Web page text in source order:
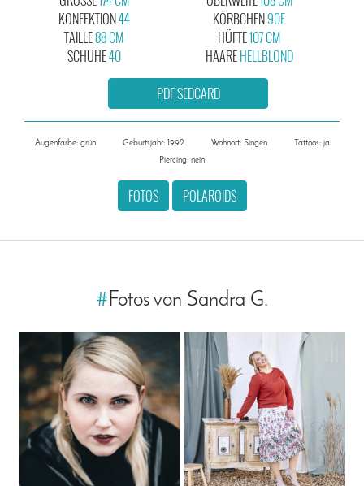
KONFEKTION44
KÖRBCHEN90E
TAILLE88 CM
SCHUHE40
HÜFTE107 CM
HAAREHELLBLOND
PDF SEDCARD
Augenfarbe: grün Geburtsjahr: 1992 Wohnort: Singen
Tattoos: ja
Piercing: nein
FOTOS POLAROIDS
#Fotos von Sandra G.